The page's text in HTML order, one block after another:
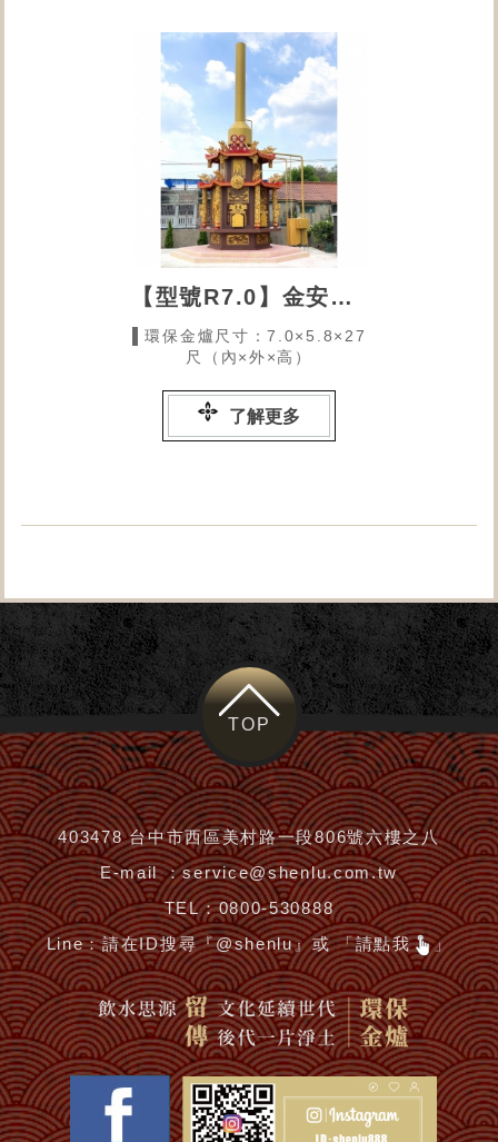
【型號R7.0】金安九龍太子宮的環保金爐
▌環保金爐尺寸：7.0×5.8×27
尺（內×外×高）
了解更多
TOP
403478 台中市西區美村路一段806號六樓之八
E-mail ：service@shenlu.com.tw
TEL：0800-530888
Line：請在ID搜尋『@shenlu』或 「請點我 」